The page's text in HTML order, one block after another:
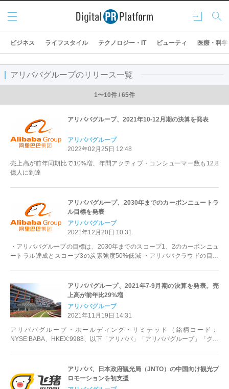
ログ
イン
検索
メニ
ュー
ビジネス ライフスタイル テクノロジー・IT ビューティ 医療・科学
アリババグループのリリース一覧
1〜10件 / 65件
アリババグループ、2021年10-12月期の決算を発表
アリババグループ
2022年02月25日 12:48
売上高が前年同期比で10%増、年間アクティブ・コンシューマー数も12.8
億人に到達
アリババグループ、2030年までのカーボンニュートラ
ル目標を発表
アリババグループ
2021年12月20日 10:31
・アリババグループの目標は、2030年までのスコープ1、2のカーボンニュ
ートラル達成とスコープ3の炭素強度50%低減 ・アリババクラウドの目標
アリババグループ、2021年7-9月期の決算を発表。売
上高が前年比29%増
アリババグループ
2021年11月19日 14:31
アリババグループ・ホールディング・リミテッド（銘柄コード：
NYSE:BABA、HKEX:9988、以下「アリババ」「アリババグループ」「グル
アリババ、日本政府観光局（JNTO）の中国向け観光プ
ロモーションを初支援